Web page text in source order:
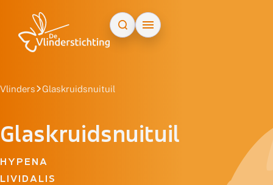
Vlinders Glaskruidsnuituil
Glaskruidsnuituil
HYPENA
LIVIDALIS